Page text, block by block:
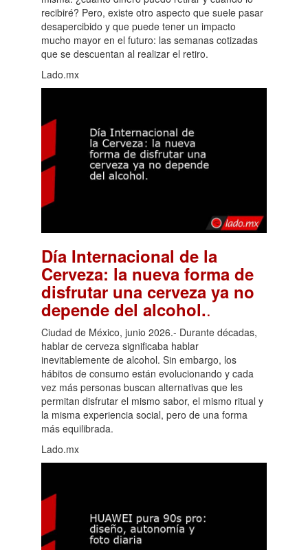
recibiré? Pero, existe otro aspecto que suele pasar
desapercibido y que puede tener un impacto
mucho mayor en el futuro: las semanas cotizadas
que se descuentan al realizar el retiro.
Lado.mx
Día Internacional de la
Cerveza: la nueva forma de
disfrutar una cerveza ya no
depende del alcohol..
Ciudad de México, junio 2026.- Durante décadas,
hablar de cerveza significaba hablar
inevitablemente de alcohol. Sin embargo, los
hábitos de consumo están evolucionando y cada
vez más personas buscan alternativas que les
permitan disfrutar el mismo sabor, el mismo ritual y
la misma experiencia social, pero de una forma
más equilibrada.
Lado.mx